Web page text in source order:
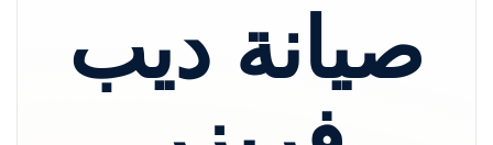
صيانة ديب